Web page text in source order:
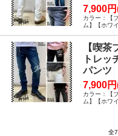
7,900
カラー：【
ム】【ホワ
【喫
トレッ
パンツ
7,900
カラー：【
ム】【ホワ
全